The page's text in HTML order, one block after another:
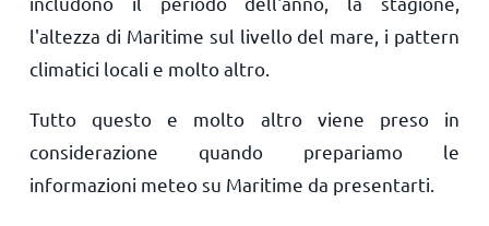
l'altezza di Maritime sul livello del mare, i pattern
climatici locali e molto altro.
Tutto questo e molto altro viene preso in
considerazione quando prepariamo le
informazioni meteo su Maritime da presentarti.